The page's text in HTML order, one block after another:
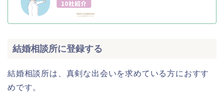
結婚相談所に登録する
結婚相談所は、真剣な出会いを求めている方におすす
めです。